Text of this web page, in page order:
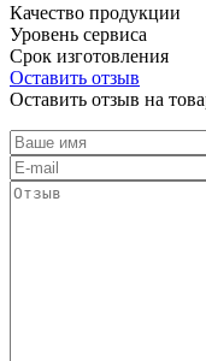
Качество продукции
Уровень сервиса
Срок изготовления
Оставить отзыв
Оставить отзыв на